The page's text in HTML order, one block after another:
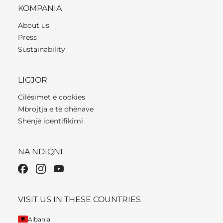
KOMPANIA
About us
Press
Sustainability
LIGJOR
Cilësimet e cookies
Mbrojtja e të dhënave
Shenjë identifikimi
NA NDIQNI
VISIT US IN THESE COUNTRIES
Albania